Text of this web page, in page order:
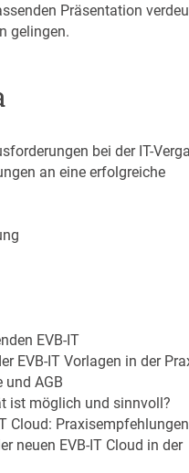
Präsentation
gelingen.
bei der IT-
an eine erfolgreiche
EVB-IT
EVB-IT Vorlagen in der
und AGB
ist möglich und sinnvoll?
Cloud:
neuen EVB-IT Cloud in der